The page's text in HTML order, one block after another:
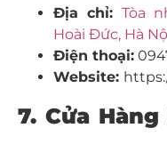
Địa chỉ: Tòa
Hoài Đức, Hà
Điện thoại:
Website:
7. Cửa